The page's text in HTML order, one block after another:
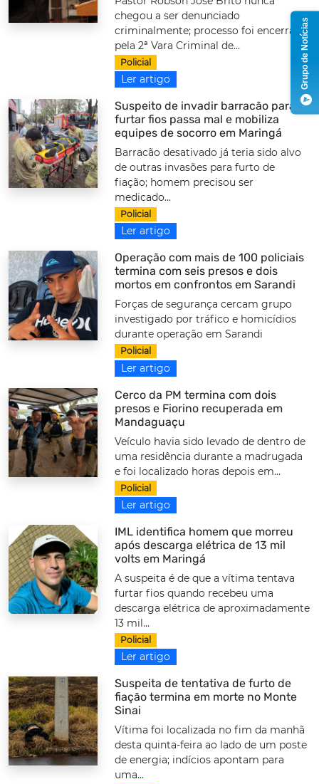
chegou a ser denunciado
criminalmente; processo foi encerrado
pela 2ª Vara Criminal de...
Policial
Ler artigo
Suspeito de invadir barracão para
furtar fios passa mal e mobiliza
equipes de socorro em Maringá
Barracão desativado já teria sido alvo
de outras invasões para furto de
fiação; homem precisou ser
medicado...
Policial
Ler artigo
Operação com mais de 100 policiais
termina com seis presos e dois
mortos em confrontos em Sarandi
Forças de segurança cercam grupo
investigado por tráfico e homicídios
durante operação em Sarandi
Policial
Ler artigo
Cerco da PM termina com dois
presos e Fiorino recuperada em
Mandaguaçu
Veículo havia sido levado de dentro de
uma residência durante a madrugada
e foi localizado horas depois em...
Policial
Ler artigo
IML identifica homem que morreu
após descarga elétrica de 13 mil
volts em Maringá
A suspeita é de que a vítima tentava
furtar fios quando recebeu uma
descarga elétrica de aproximadamente
13 mil...
Policial
Ler artigo
Suspeita de tentativa de furto de
fiação termina em morte no Monte
Sinai
Vítima foi localizada no fim da manhã
desta quinta-feira ao lado de um poste
de energia; indícios apontam para
uma...
Grupo de Notícias